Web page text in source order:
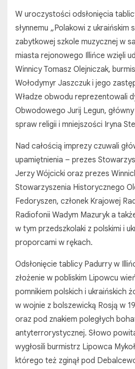
W uroczystości odsłonięcia
słynnemu „Polakowi z ukraińskim
zabytkowej szkole muzycznej w
miasta rejonowego Illińce wzięli
Winnicy Tomasz Olejniczak,
Wołodymyr Jaszczuk i jego
Władze obwodu reprezentowali
Obwodowego Jurij Legun,
spraw religii i mniejszości Iryna
Nad całością imprezy czuwali
upamiętnienia – prezes
Jerzy Wójcicki oraz prezes
Stowarzyszenia Historycznego
Fedoryszen, członek Krajowej
Radiofonii Wadym Mazuryk a
w tym przedszkolaki z polskimi i
proporcami w rękach.
Odsłonięcie tablicy Padurry w
złożenie w pobliskim Lipowcu
pomnikiem polskich i ukraińskich
w wojnie z bolszewicką Rosją w
oraz pod znakiem poległych
antyterrorystycznej. Słowo
wygłosili burmistrz Lipowca
którego też zginął pod